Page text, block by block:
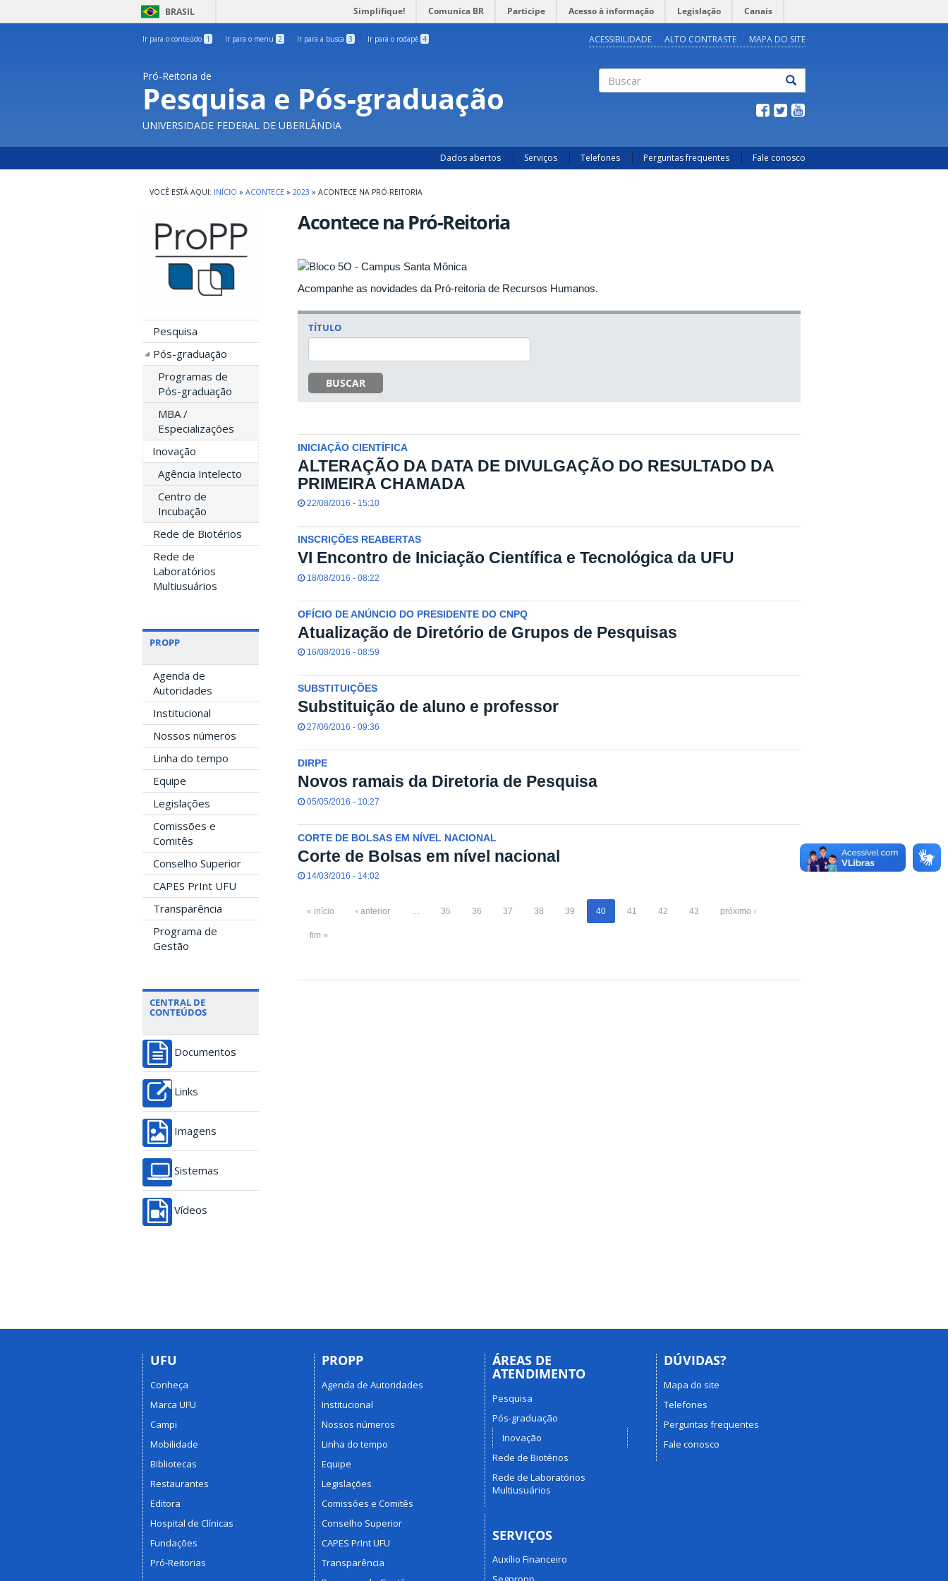
BRASIL Simplifique! Comunica BR Participe Acesso à informação Legislação Canais
Ir para o conteúdo 1 Ir para o menu 2 Ir para a busca 3 Ir para o rodapé 4 ACESSIBILIDADE ALTO CONTRASTE MAPA DO SITE
Pró-Reitoria de
Pesquisa e Pós-graduação
UNIVERSIDADE FEDERAL DE UBERLÂNDIA
Dados abertos Serviços Telefones Perguntas frequentes Fale conosco
INÍCIO » ACONTECE » 2023 » ACONTECE NA PRÓ-REITORIA
Pesquisa
Pós-graduação
Programas de
Pós-graduação
MBA /
Especializações
Inovação
Agência Intelecto
Centro de
Incubação
Rede de Biotérios
Rede de
Laboratórios
Multiusuários
PROPP
Agenda de
Autoridades
Institucional
Nossos números
Linha do tempo
Equipe
Legislações
Comissões e
Comitês
Conselho Superior
CAPES PrInt UFU
Transparência
Programa de
Gestão
CENTRAL DE
CONTEÚDOS
Documentos
Links
Imagens
Sistemas
Vídeos
Acontece na Pró-Reitoria
Acompanhe as novidades da Pró-reitoria de Recursos Humanos.
TÍTULO
BUSCAR
INICIAÇÃO CIENTÍFICA
ALTERAÇÃO DA DATA DE DIVULGAÇÃO DO RESULTADO DA
PRIMEIRA CHAMADA
22/08/2016 - 15:10
INSCRIÇÕES REABERTAS
VI Encontro de Iniciação Científica e Tecnológica da UFU
18/08/2016 - 08:22
OFÍCIO DE ANÚNCIO DO PRESIDENTE DO CNPQ
Atualização de Diretório de Grupos de Pesquisas
16/08/2016 - 08:59
SUBSTITUIÇÕES
Substituição de aluno e professor
27/06/2016 - 09:36
DIRPE
Novos ramais da Diretoria de Pesquisa
05/05/2016 - 10:27
CORTE DE BOLSAS EM NÍVEL NACIONAL
Corte de Bolsas em nível nacional
14/03/2016 - 14:02
« início ‹ anterior … 35 36 37 38 39 40 41 42 43 próximo ›
fim »
UFU
Conheça
Marca UFU
Campi
Mobilidade
Bibliotecas
Restaurantes
Editora
Hospital de Clínicas
Fundações
Pró-Reitorias
PROPP
Agenda de Autoridades
Institucional
Nossos números
Linha do tempo
Equipe
Legislações
Comissões e Comitês
Conselho Superior
CAPES PrInt UFU
Transparência
ÁREAS DE
ATENDIMENTO
Pesquisa
Pós-graduação
Inovação
Rede de Biotérios
Rede de Laboratórios
Multiusuários
SERVIÇOS
Auxílio Financeiro
DÚVIDAS?
Mapa do site
Telefones
Perguntas frequentes
Fale conosco